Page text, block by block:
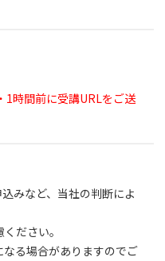
時間前に受講URLをご送
みなど、当社の判断によ
ださい。
る場合がありますのでご